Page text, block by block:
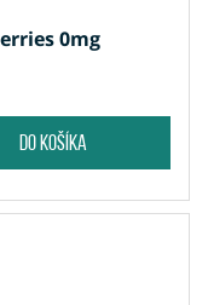
0mg
do košíka